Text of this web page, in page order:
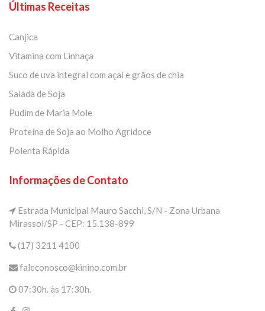
Últimas Receitas
Canjica
Vitamina com Linhaça
Suco de uva integral com açaí e grãos de chia
Salada de Soja
Pudim de Maria Mole
Proteína de Soja ao Molho Agridoce
Polenta Rápida
Informações de Contato
Estrada Municipal Mauro Sacchi, S/N - Zona Urbana
Mirassol/SP - CEP: 15.138-899
(17) 3211 4100
faleconosco@kinino.com.br
07:30h. às 17:30h.